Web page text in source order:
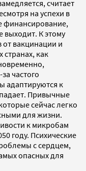
считает
на успехи в
финансирование,
выходит. К этому
от вакцинации и
странах, как
частого
адаптируются к
Привычные
сейчас легко
для жизни.
к микробам
году. Психические
с сердцем,
опасных для